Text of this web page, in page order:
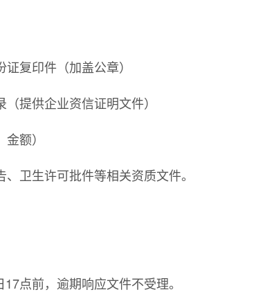
复印件（加盖公章）
提供企业资信证明文件）
额）
卫生许可批件等相关资质文件。
点前，逾期响应文件不受理。